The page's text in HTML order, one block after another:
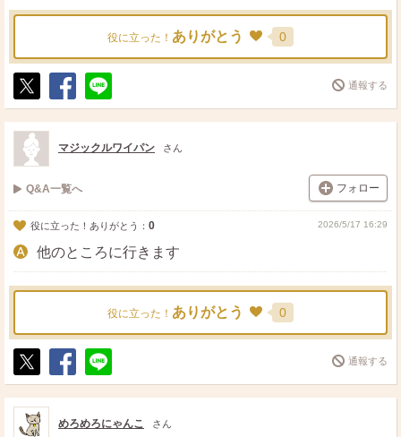
役に立った！ ありがとう 0
ポ
ス
ト
シ
ェ
送
る
通報する
マジックルワイパン さん
Q&A一覧へ フォロー
役に立った！ありがとう： 0 2026/5/17 16:29
他のところに行きます
役に立った！ ありがとう 0
ポ
ス
ト
シ
ェ
送
る
通報する
めろめろにゃんこ さん